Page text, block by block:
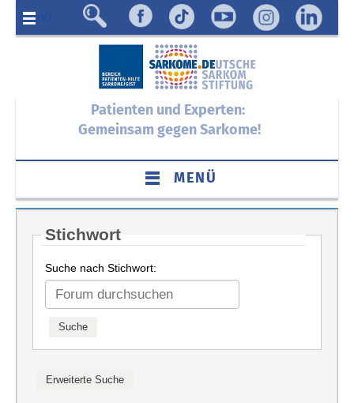
Menü
Patienten und Experten:
Gemeinsam gegen Sarkome!
MENÜ
Stichwort
Suche nach Stichwort: